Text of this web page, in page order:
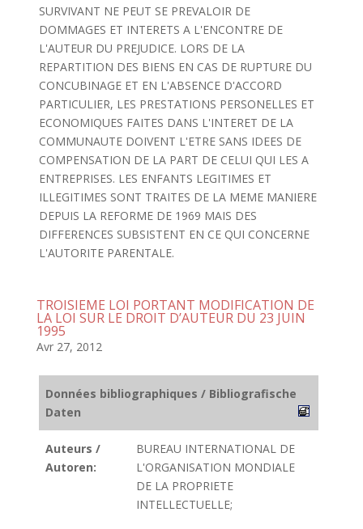
SURVIVANT NE PEUT SE PREVALOIR DE
DOMMAGES ET INTERETS A L'ENCONTRE DE
L'AUTEUR DU PREJUDICE. LORS DE LA
REPARTITION DES BIENS EN CAS DE RUPTURE DU
CONCUBINAGE ET EN L'ABSENCE D'ACCORD
PARTICULIER, LES PRESTATIONS PERSONELLES ET
ECONOMIQUES FAITES DANS L'INTERET DE LA
COMMUNAUTE DOIVENT L'ETRE SANS IDEES DE
COMPENSATION DE LA PART DE CELUI QUI LES A
ENTREPRISES. LES ENFANTS LEGITIMES ET
ILLEGITIMES SONT TRAITES DE LA MEME MANIERE
DEPUIS LA REFORME DE 1969 MAIS DES
DIFFERENCES SUBSISTENT EN CE QUI CONCERNE
L'AUTORITE PARENTALE.
TROISIEME LOI PORTANT MODIFICATION DE
LA LOI SUR LE DROIT D’AUTEUR DU 23 JUIN
1995
Avr 27, 2012
Données bibliographiques / Bibliografische
Daten
Auteurs /
Autoren:
BUREAU INTERNATIONAL DE
L'ORGANISATION MONDIALE
DE LA PROPRIETE
INTELLECTUELLE;